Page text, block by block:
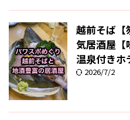
越前そば【
気居酒屋【
温泉付きホ
2026/7/2